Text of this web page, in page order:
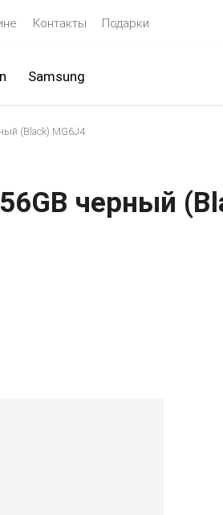
Контакты Подарки
Samsung
(Black) MG6J4
черный